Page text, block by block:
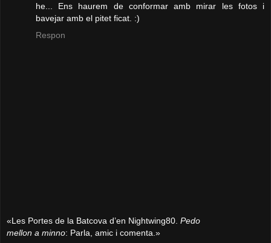
he... Ens haurem de conformar amb mirar les fotos i
bavejar amb el pitet ficat. :)
Respon
«Les Portes de la Batcova d’en Nightwing80. Pedo
mellon a minno: Parla, amic i comenta.»